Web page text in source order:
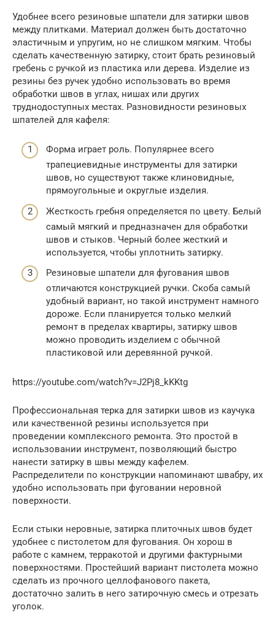
Удобнее всего резиновые шпатели для затирки швов
между плитками. Материал должен быть достаточно
эластичным и упругим, но не слишком мягким. Чтобы
сделать качественную затирку, стоит брать резиновый
гребень с ручкой из пластика или дерева. Изделие из
резины без ручек удобно использовать во время
обработки швов в углах, нишах или других
труднодоступных местах. Разновидности резиновых
шпателей для кафеля:
Форма играет роль. Популярнее всего
трапециевидные инструменты для затирки
швов, но существуют также клиновидные,
прямоугольные и округлые изделия.
Жесткость гребня определяется по цвету. Белый
самый мягкий и предназначен для обработки
швов и стыков. Черный более жесткий и
используется, чтобы уплотнить затирку.
Резиновые шпатели для фугования швов
отличаются конструкцией ручки. Скоба самый
удобный вариант, но такой инструмент намного
дороже. Если планируется только мелкий
ремонт в пределах квартиры, затирку швов
можно проводить изделием с обычной
пластиковой или деревянной ручкой.
https://youtube.com/watch?v=J2Pj8_kKKtg
Профессиональная терка для затирки швов из каучука
или качественной резины используется при
проведении комплексного ремонта. Это простой в
использовании инструмент, позволяющий быстро
нанести затирку в швы между кафелем.
Распределители по конструкции напоминают швабру, их
удобно использовать при фуговании неровной
поверхности.
Если стыки неровные, затирка плиточных швов будет
удобнее с пистолетом для фугования. Он хорош в
работе с камнем, терракотой и другими фактурными
поверхностями. Простейший вариант пистолета можно
сделать из прочного целлофанового пакета,
достаточно залить в него затирочную смесь и отрезать
уголок.